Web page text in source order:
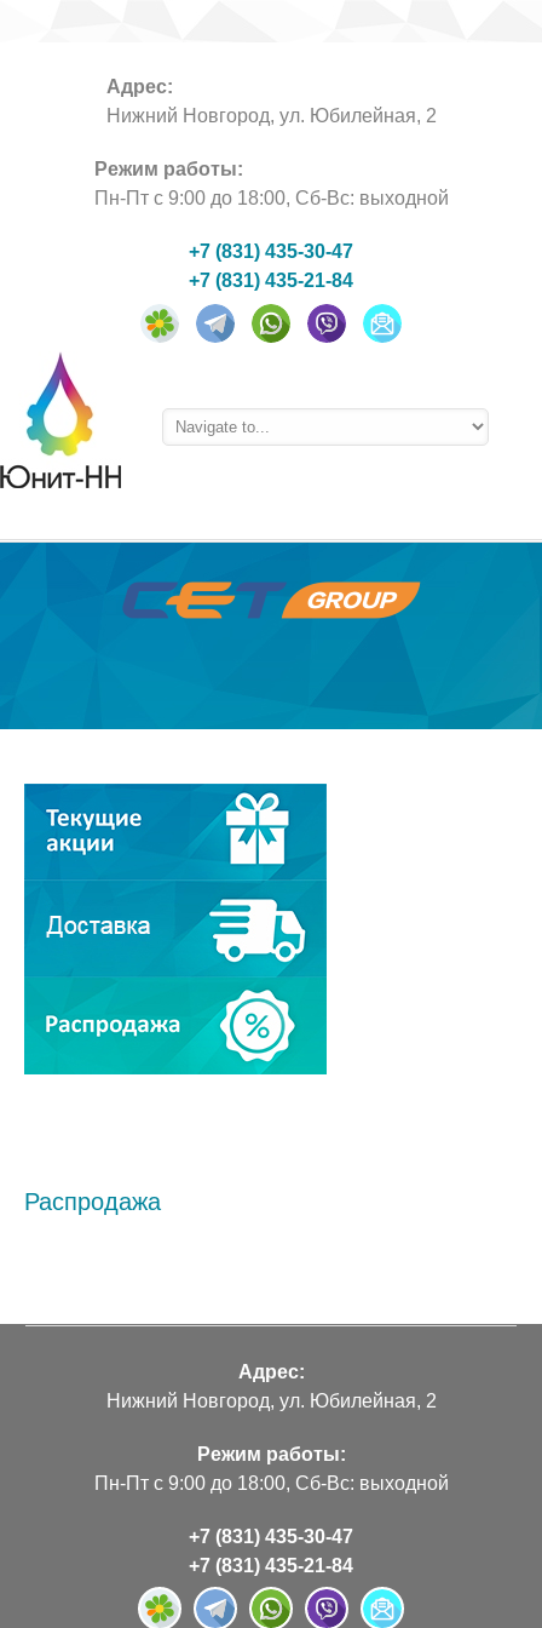
Адрес:
Нижний Новгород, ул. Юбилейная, 2
Режим работы:
Пн-Пт с 9:00 до 18:00, Сб-Вс: выходной
+7 (831) 435-30-47
+7 (831) 435-21-84
О компании
Распродажа
Адрес:
Нижний Новгород, ул. Юбилейная, 2
Режим работы:
Пн-Пт с 9:00 до 18:00, Сб-Вс: выходной
+7 (831) 435-30-47
+7 (831) 435-21-84